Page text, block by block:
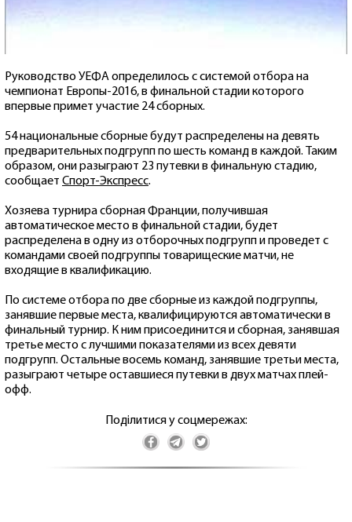
Руководство УЕФА определилось с системой отбора на
чемпионат Европы-2016, в финальной стадии которого
впервые примет участие 24 сборных.
54 национальные сборные будут распределены на девять
предварительных подгрупп по шесть команд в каждой. Таким
образом, они разыграют 23 путевки в финальную стадию,
сообщает Спорт-Экспресс.
Хозяева турнира сборная Франции, получившая
автоматическое место в финальной стадии, будет
распределена в одну из отборочных подгрупп и проведет с
командами своей подгруппы товарищеские матчи, не
входящие в квалификацию.
По системе отбора по две сборные из каждой подгруппы,
занявшие первые места, квалифицируются автоматически в
финальный турнир. К ним присоединится и сборная, занявшая
третье место с лучшими показателями из всех девяти
подгрупп. Остальные восемь команд, занявшие третьи места,
разыграют четыре оставшиеся путевки в двух матчах плей-
офф.
Поділитися у соцмережах: